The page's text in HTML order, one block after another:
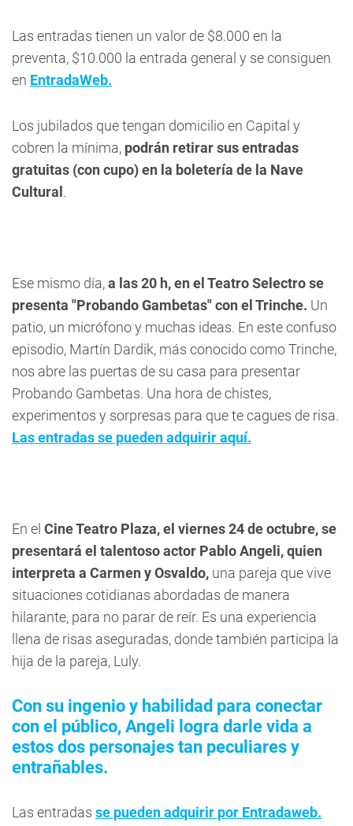
Las entradas tienen un valor de $8.000 en la
preventa, $10.000 la entrada general y se consiguen
en EntradaWeb.
Los jubilados que tengan domicilio en Capital y
cobren la mínima, podrán retirar sus entradas
gratuitas (con cupo) en la boletería de la Nave
Cultural .
Ese mismo día,a las 20 h, en el Teatro Selectro se
presenta "Probando Gambetas" con el Trinche. Un
patio, un micrófono y muchas ideas. En este confuso
episodio, Martín Dardik, más conocido como Trinche,
nos abre las puertas de su casa para presentar
Probando Gambetas. Una hora de chistes,
experimentos y sorpresas para que te cagues de risa.
Las entradas se pueden adquirir aquí.
En el Cine Teatro Plaza, el viernes 24 de octubre, se
presentará el talentoso actor Pablo Angeli, quien
interpreta a Carmen y Osvaldo, una pareja que vive
situaciones cotidianas abordadas de manera
hilarante, para no parar de reír. Es una experiencia
llena de risas aseguradas, donde también participa la
hija de la pareja, Luly.
Con su ingenio y habilidad para conectar
con el público, Angeli logra darle vida a
estos dos personajes tan peculiares y
entrañables.
Las entradas se pueden adquirir por Entradaweb.